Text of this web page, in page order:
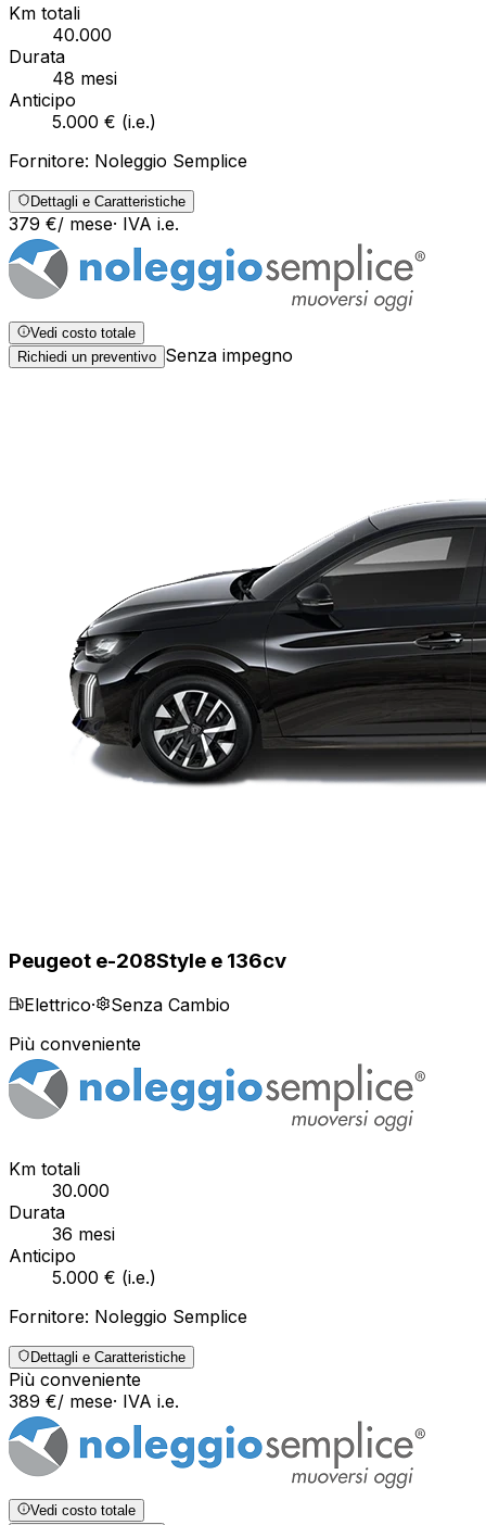
Km totali
40.000
Durata
48 mesi
Anticipo
5.000 € (i.e.)
Fornitore: Noleggio Semplice
Dettagli e Caratteristiche
379 €/ mese· IVA i.e.
Vedi costo totale
Richiedi un preventivo Senza impegno
Peugeot e-208Style e 136cv
Elettrico·
Senza Cambio
Più conveniente
Km totali
30.000
Durata
36 mesi
Anticipo
5.000 € (i.e.)
Fornitore: Noleggio Semplice
Dettagli e Caratteristiche
Più conveniente
389 €/ mese· IVA i.e.
Vedi costo totale